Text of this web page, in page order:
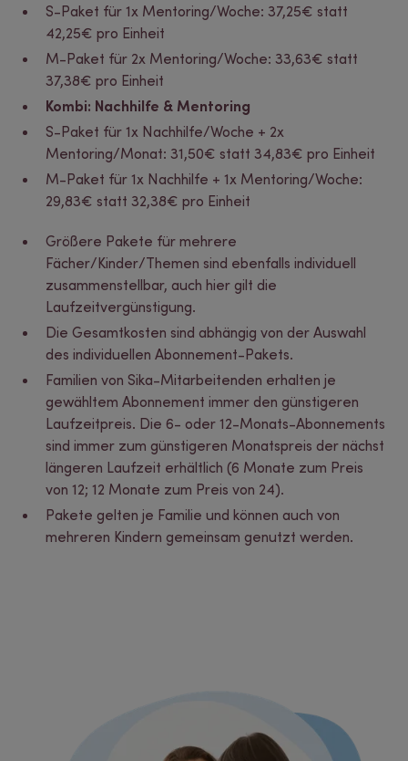
S-Paket für 1x Mentoring/Woche: 37,25€ statt
42,25€ pro Einheit
M-Paket für 2x Mentoring/Woche: 33,63€ statt
37,38€ pro Einheit
Kombi: Nachhilfe & Mentoring
S-Paket für 1x Nachhilfe/Woche + 2x
Mentoring/Monat: 31,50€ statt 34,83€ pro Einheit
M-Paket für 1x Nachhilfe + 1x Mentoring/Woche:
29,83€ statt 32,38€ pro Einheit
Größere Pakete für mehrere
Fächer/Kinder/Themen sind ebenfalls individuell
zusammenstellbar, auch hier gilt die
Laufzeitvergünstigung.
Die Gesamtkosten sind abhängig von der Auswahl
des individuellen Abonnement-Pakets.
Familien von Sika-Mitarbeitenden erhalten je
gewähltem Abonnement immer den günstigeren
Laufzeitpreis. Die 6- oder 12-Monats-Abonnements
sind immer zum günstigeren Monatspreis der nächst
längeren Laufzeit erhältlich (6 Monate zum Preis
von 12; 12 Monate zum Preis von 24).
Pakete gelten je Familie und können auch von
mehreren Kindern gemeinsam genutzt werden.